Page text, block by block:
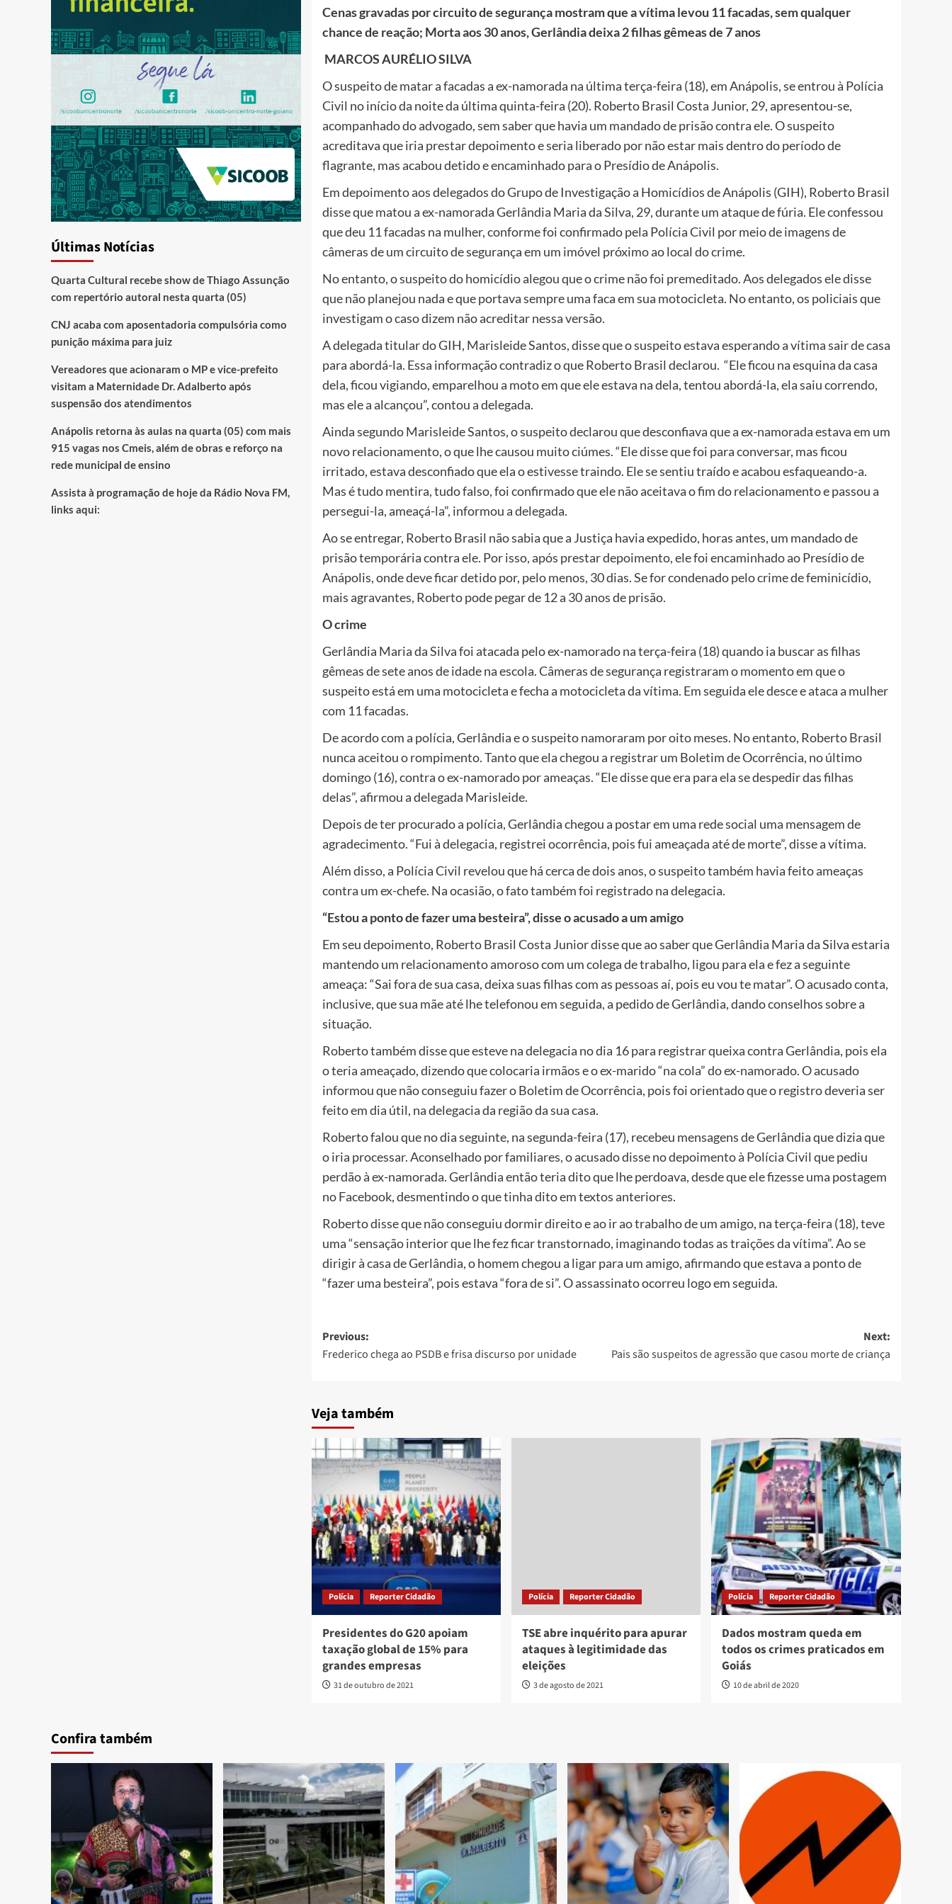
Cenas gravadas por circuito de segurança mostram que a vítima levou 11 facadas, sem qualquer
chance de reação; Morta aos 30 anos, Gerlândia deixa 2 filhas gêmeas de 7 anos
MARCOS AURÉLIO SILVA
O suspeito de matar a facadas a ex-namorada na última terça-feira (18), em Anápolis, se entrou à Polícia
Civil no início da noite da última quinta-feira (20). Roberto Brasil Costa Junior, 29, apresentou-se,
acompanhado do advogado, sem saber que havia um mandado de prisão contra ele. O suspeito
acreditava que iria prestar depoimento e seria liberado por não estar mais dentro do período de
flagrante, mas acabou detido e encaminhado para o Presídio de Anápolis.
Em depoimento aos delegados do Grupo de Investigação a Homicídios de Anápolis (GIH), Roberto Brasil
disse que matou a ex-namorada Gerlândia Maria da Silva, 29, durante um ataque de fúria. Ele confessou
que deu 11 facadas na mulher, conforme foi confirmado pela Polícia Civil por meio de imagens de
câmeras de um circuito de segurança em um imóvel próximo ao local do crime.
No entanto, o suspeito do homicídio alegou que o crime não foi premeditado. Aos delegados ele disse
que não planejou nada e que portava sempre uma faca em sua motocicleta. No entanto, os policiais que
investigam o caso dizem não acreditar nessa versão.
A delegada titular do GIH, Marisleide Santos, disse que o suspeito estava esperando a vítima sair de casa
para abordá-la. Essa informação contradiz o que Roberto Brasil declarou. “Ele ficou na esquina da casa
dela, ficou vigiando, emparelhou a moto em que ele estava na dela, tentou abordá-la, ela saiu correndo,
mas ele a alcançou”, contou a delegada.
Ainda segundo Marisleide Santos, o suspeito declarou que desconfiava que a ex-namorada estava em um
novo relacionamento, o que lhe causou muito ciúmes. “Ele disse que foi para conversar, mas ficou
irritado, estava desconfiado que ela o estivesse traindo. Ele se sentiu traído e acabou esfaqueando-a.
Mas é tudo mentira, tudo falso, foi confirmado que ele não aceitava o fim do relacionamento e passou a
persegui-la, ameaçá-la”, informou a delegada.
Ao se entregar, Roberto Brasil não sabia que a Justiça havia expedido, horas antes, um mandado de
prisão temporária contra ele. Por isso, após prestar depoimento, ele foi encaminhado ao Presídio de
Anápolis, onde deve ficar detido por, pelo menos, 30 dias. Se for condenado pelo crime de feminicídio,
mais agravantes, Roberto pode pegar de 12 a 30 anos de prisão.
O crime
Gerlândia Maria da Silva foi atacada pelo ex-namorado na terça-feira (18) quando ia buscar as filhas
gêmeas de sete anos de idade na escola. Câmeras de segurança registraram o momento em que o
suspeito está em uma motocicleta e fecha a motocicleta da vítima. Em seguida ele desce e ataca a mulher
com 11 facadas.
De acordo com a polícia, Gerlândia e o suspeito namoraram por oito meses. No entanto, Roberto Brasil
nunca aceitou o rompimento. Tanto que ela chegou a registrar um Boletim de Ocorrência, no último
domingo (16), contra o ex-namorado por ameaças. “Ele disse que era para ela se despedir das filhas
delas”, afirmou a delegada Marisleide.
Depois de ter procurado a polícia, Gerlândia chegou a postar em uma rede social uma mensagem de
agradecimento. “Fui à delegacia, registrei ocorrência, pois fui ameaçada até de morte”, disse a vítima.
Além disso, a Polícia Civil revelou que há cerca de dois anos, o suspeito também havia feito ameaças
contra um ex-chefe. Na ocasião, o fato também foi registrado na delegacia.
“Estou a ponto de fazer uma besteira”, disse o acusado a um amigo
Em seu depoimento, Roberto Brasil Costa Junior disse que ao saber que Gerlândia Maria da Silva estaria
mantendo um relacionamento amoroso com um colega de trabalho, ligou para ela e fez a seguinte
ameaça: “Sai fora de sua casa, deixa suas filhas com as pessoas aí, pois eu vou te matar”. O acusado conta,
inclusive, que sua mãe até lhe telefonou em seguida, a pedido de Gerlândia, dando conselhos sobre a
situação.
Roberto também disse que esteve na delegacia no dia 16 para registrar queixa contra Gerlândia, pois ela
o teria ameaçado, dizendo que colocaria irmãos e o ex-marido “na cola” do ex-namorado. O acusado
informou que não conseguiu fazer o Boletim de Ocorrência, pois foi orientado que o registro deveria ser
feito em dia útil, na delegacia da região da sua casa.
Roberto falou que no dia seguinte, na segunda-feira (17), recebeu mensagens de Gerlândia que dizia que
o iria processar. Aconselhado por familiares, o acusado disse no depoimento à Polícia Civil que pediu
perdão à ex-namorada. Gerlândia então teria dito que lhe perdoava, desde que ele fizesse uma postagem
no Facebook, desmentindo o que tinha dito em textos anteriores.
Roberto disse que não conseguiu dormir direito e ao ir ao trabalho de um amigo, na terça-feira (18), teve
uma “sensação interior que lhe fez ficar transtornado, imaginando todas as traições da vítima”. Ao se
dirigir à casa de Gerlândia, o homem chegou a ligar para um amigo, afirmando que estava a ponto de
“fazer uma besteira”, pois estava “fora de si”. O assassinato ocorreu logo em seguida.
Post
navigation
Previous:
Frederico chega ao PSDB e frisa discurso por unidade
Next:
Pais são suspeitos de agressão que casou morte de criança
Veja também
Polícia Reporter Cidadão
Presidentes do G20 apoiam
taxação global de 15% para
grandes empresas
31 de outubro de 2021
Polícia Reporter Cidadão
TSE abre inquérito para apurar
ataques à legitimidade das
eleições
3 de agosto de 2021
Polícia Reporter Cidadão
Dados mostram queda em
todos os crimes praticados em
Goiás
10 de abril de 2020
Últimas Notícias
Quarta Cultural recebe show de Thiago Assunção
com repertório autoral nesta quarta (05)
CNJ acaba com aposentadoria compulsória como
punição máxima para juiz
Vereadores que acionaram o MP e vice-prefeito
visitam a Maternidade Dr. Adalberto após
suspensão dos atendimentos
Anápolis retorna às aulas na quarta (05) com mais
915 vagas nos Cmeis, além de obras e reforço na
rede municipal de ensino
Assista à programação de hoje da Rádio Nova FM,
links aqui:
Confira também